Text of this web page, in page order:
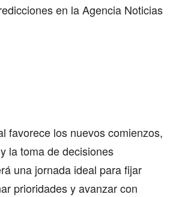
en la Agencia Noticias
favorece los nuevos comienzos,
la toma de decisiones
una jornada ideal para fijar
prioridades y avanzar con